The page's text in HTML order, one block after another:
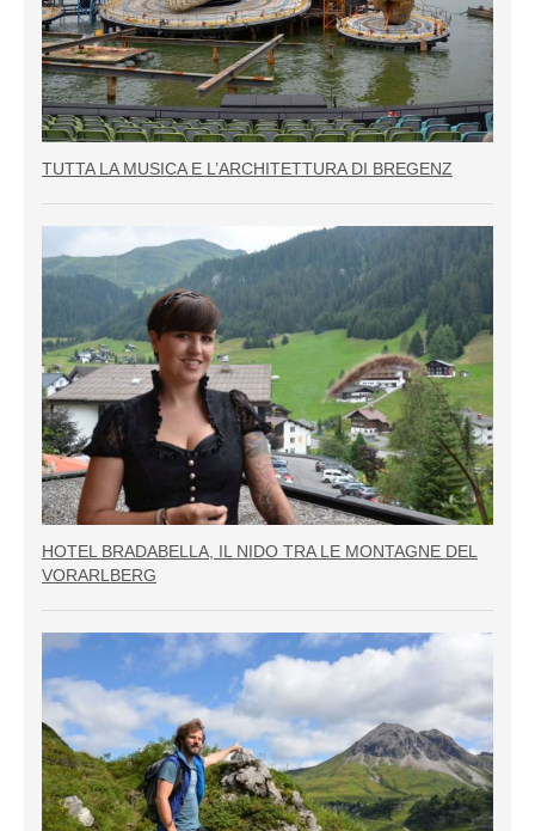
TUTTA LA MUSICA E L’ARCHITETTURA DI BREGENZ
HOTEL BRADABELLA, IL NIDO TRA LE MONTAGNE DEL
VORARLBERG